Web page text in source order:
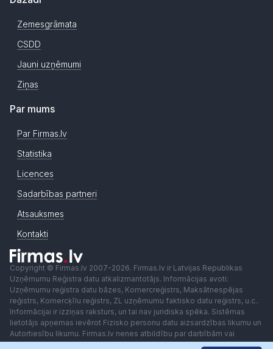
Zemesgrāmata
CSDD
Jauni uzņēmumi
Ziņas
Par mums
Par Firmas.lv
Statistika
Licences
Sadarbības partneri
Atsauksmes
Kontakti
Copyright © Firmas.lv 2007-2026. Firmas.lv ir Latvijas Republikas
Uzņēmumu Reģistra datu atkalizmantotājs. Informācijas avoti:
Uzņēmumu reģistra datu bāzes, Komercreģistrs, Maksātnespējas
reģistrs, Komercķīlu reģistrs, ZL uzņēmumu faktisko datu reģistrs, u.c..
Informācijai ir izziņas raksturs, un tai nav juridiska spēka. Sistēmas
lietotājs apņemas ievērot Fizisko personu datu aizsardzības likumu un
Autortiesību likumu. Firmas.lv nenes atbildību par darbībām vai
lēmumiem, kas balstīti uz saņemto pakalpojumu. Lietotājam aizliegts